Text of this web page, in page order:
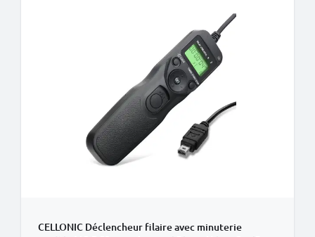
CELLONIC Déclencheur filaire avec minuterie